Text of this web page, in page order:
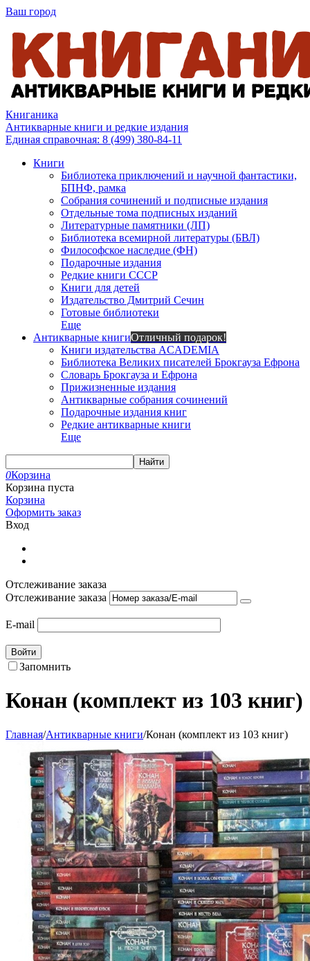
Ваш город
Книганика
Антикварные книги и редкие издания
Единая справочная: 8 (499) 380-84-11
Книги
Библиотека приключений и научной фантастики,
БПНФ, рамка
Собрания сочинений и подписные издания
Отдельные тома подписных изданий
Литературные памятники (ЛП)
Библиотека всемирной литературы (БВЛ)
Философское наследие (ФН)
Подарочные издания
Редкие книги СССР
Книги для детей
Издательство Дмитрий Сечин
Готовые библиотеки
Еще
Антикварные книгиОтличный подарок!
Книги издательства ACADEMIA
Библиотека Великих писателей Брокгауза Ефрона
Словарь Брокгауза и Ефрона
Прижизненные издания
Антикварные собрания сочинений
Подарочные издания книг
Редкие антикварные книги
Еще
Найти
0Корзина
Корзина пуста
Корзина
Оформить заказ
Вход
Отслеживание заказа
Отслеживание заказа
E-mail
Войти
Запомнить
Конан (комплект из 103 книг)
Главная/Антикварные книги/Конан (комплект из 103 книг)